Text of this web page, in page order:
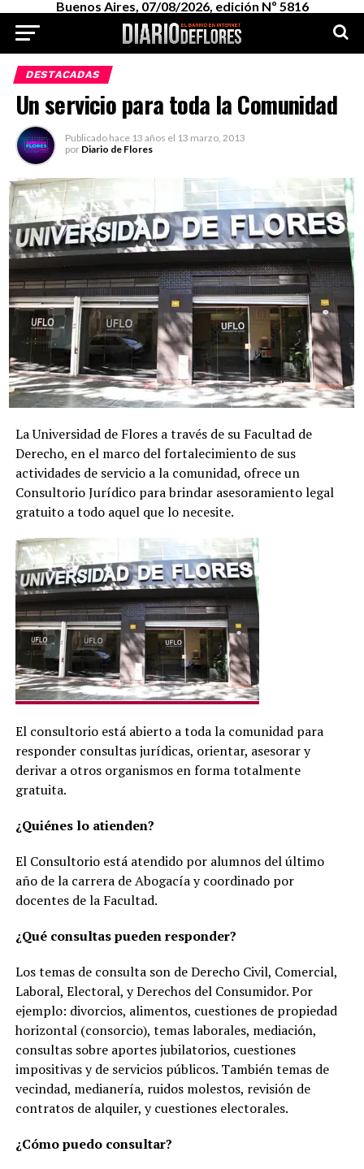
Buenos Aires, 07/08/2026, edición Nº 5816
DESTACADAS
Un servicio para toda la Comunidad
Publicado hace 13 años el 13 marzo, 2013
por Diario de Flores
La Universidad de Flores a través de su Facultad de
Derecho, en el marco del fortalecimiento de sus
actividades de servicio a la comunidad, ofrece un
Consultorio Jurídico para brindar asesoramiento legal
gratuito a todo aquel que lo necesite.
El consultorio está abierto a toda la comunidad para
responder consultas jurídicas, orientar, asesorar y
derivar a otros organismos en forma totalmente
gratuita.
¿Quiénes lo atienden?
El Consultorio está atendido por alumnos del último
año de la carrera de Abogacía y coordinado por
docentes de la Facultad.
¿Qué consultas pueden responder?
Los temas de consulta son de Derecho Civil, Comercial,
Laboral, Electoral, y Derechos del Consumidor. Por
ejemplo: divorcios, alimentos, cuestiones de propiedad
horizontal (consorcio), temas laborales, mediación,
consultas sobre aportes jubilatorios, cuestiones
impositivas y de servicios públicos. También temas de
vecindad, medianería, ruidos molestos, revisión de
contratos de alquiler, y cuestiones electorales.
¿Cómo puedo consultar?